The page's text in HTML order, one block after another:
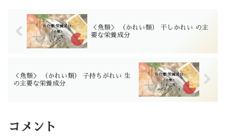
＜魚類＞ （かれい類） 干しかれい の主
要な栄養成分
＜魚類＞ （かれい類） 子持ちがれい 生
の主要な栄養成分
コメント